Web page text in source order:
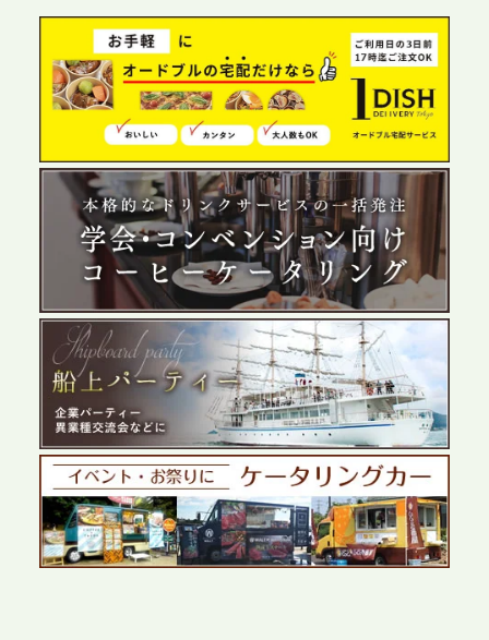
2026.6.4
プレスリリースのご案内｜夏の社内親睦が、配属後
の離職防止に。オフィスや会議室で縁日気分を味わ
う「お祭りケータリング」の提供を開始
2026.5.29
プレスリリースのご案内｜ケータリングのセカンド
テーブル、群馬前橋支社を設立。再開発やオフィス
展開が進む前橋エリアの企業ニーズに応え、高品質
なサービスで各種イベント・懇親会をサポート
2026.5.27
プレスリリースのご案内｜ケータリングのセカンド
テーブル、千葉本社を新設。幕張・舞浜の大型イベ
ントから主要都市の社内懇親会まで、現地拠点を活
かしたスムーズな対応を展開
2026.5.22